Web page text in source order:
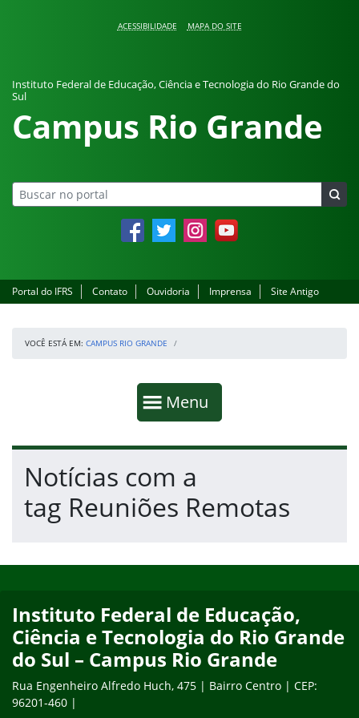
ACESSIBILIDADE MAPA DO SITE
Instituto Federal de Educação, Ciência e Tecnologia do Rio Grande do
Sul
Campus Rio Grande
Facebook Twitter InstagramYouTube
Portal do IFRS Contato Ouvidoria Imprensa Site Antigo
VOCÊ ESTÁ EM: CAMPUS RIO GRANDE
Mostrar
Menu
Fim da navegação
Início do conteúdo
Notícias com a
tag Reuniões Remotas
Instituto Federal de Educação,
Ciência e Tecnologia do Rio Grande
do Sul – Campus Rio Grande
Rua Engenheiro Alfredo Huch, 475 | Bairro Centro | CEP:
96201-460 |